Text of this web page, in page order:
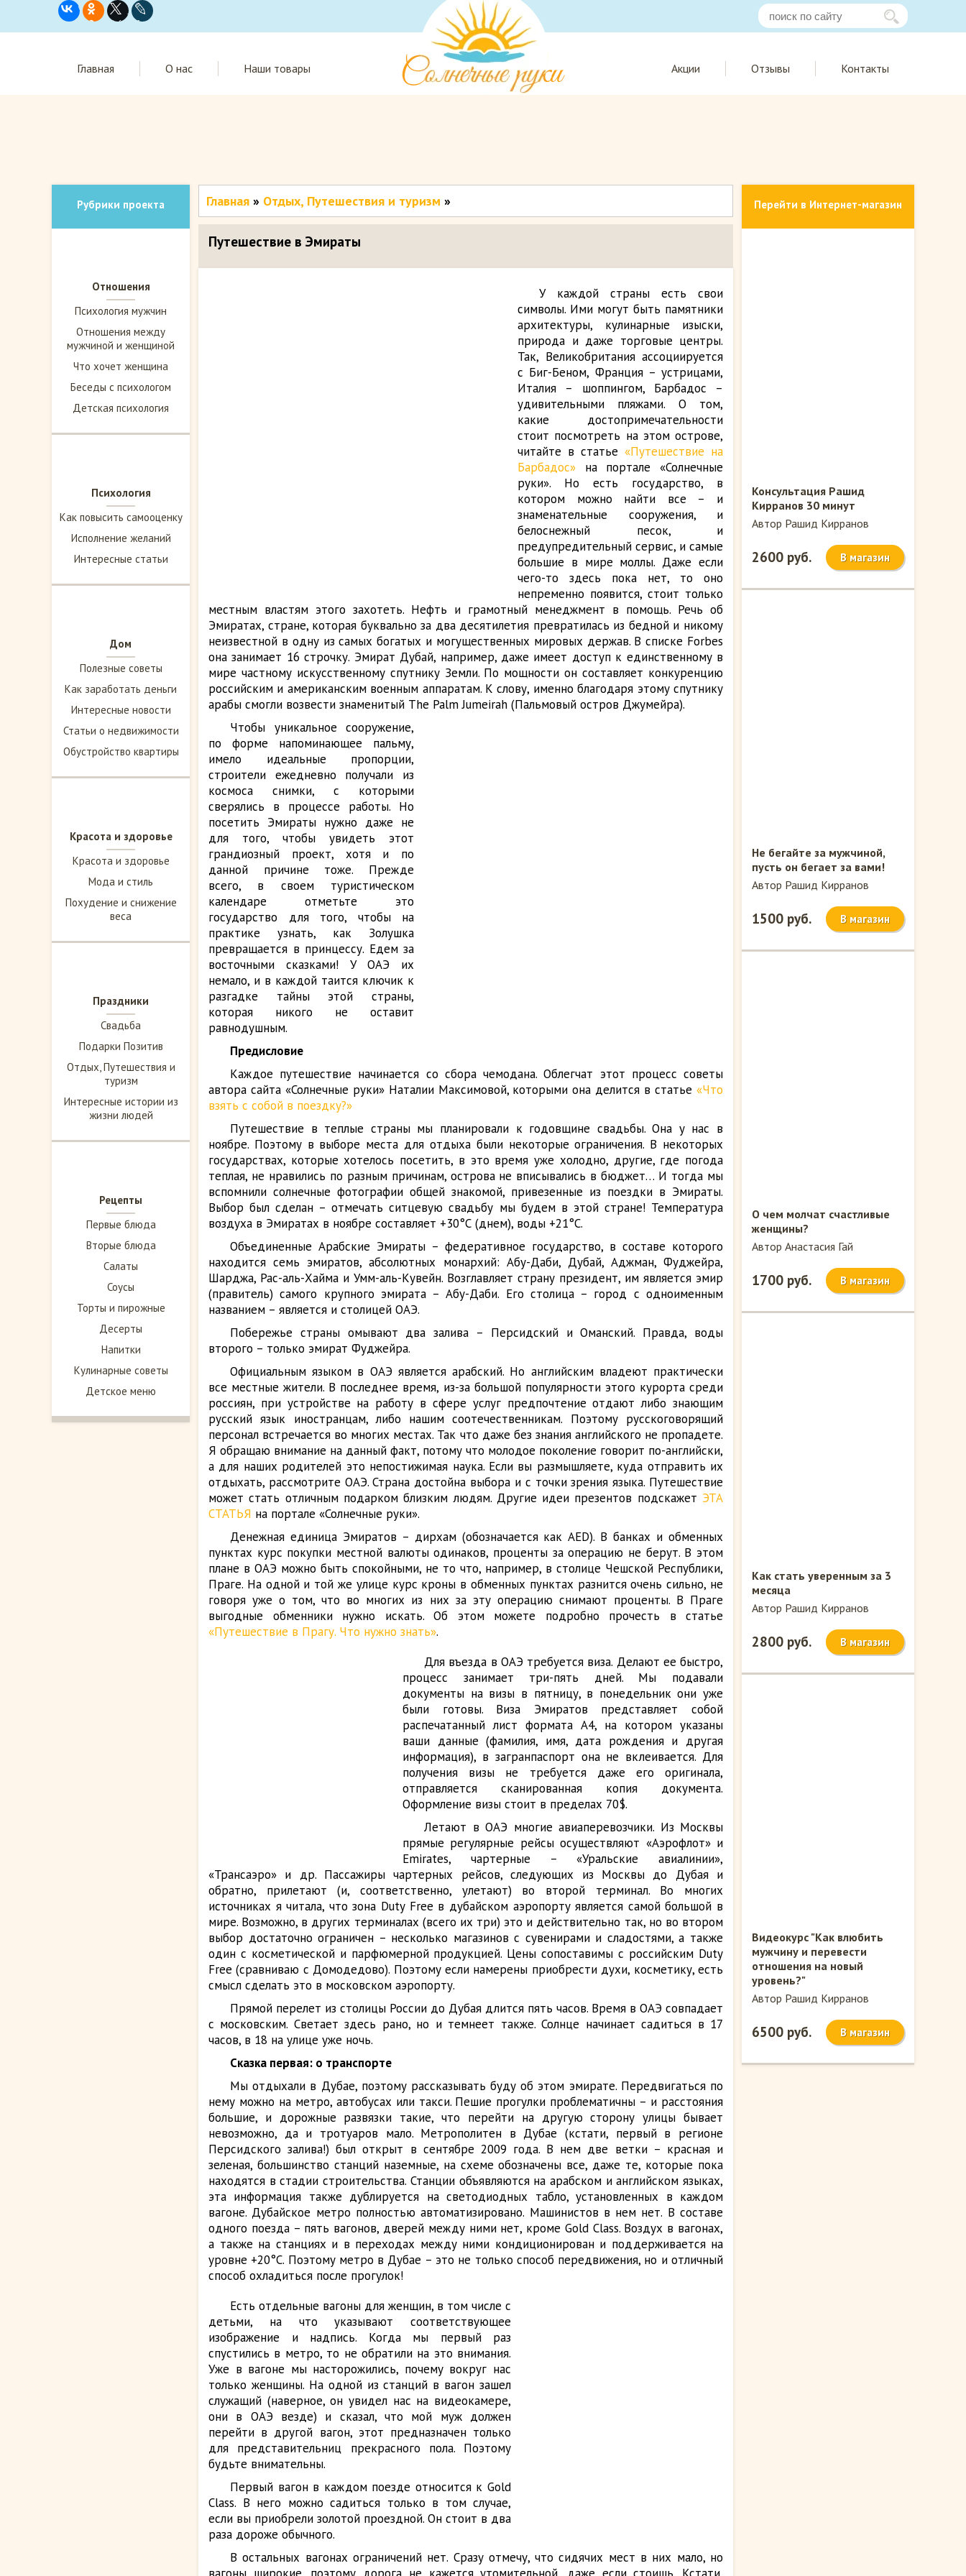
Главная О нас Наши товары Акции Отзывы Контакты
Рубрики проекта
Отношения
Психология мужчин
Отношения между
мужчиной и женщиной
Что хочет женщина
Беседы с психологом
Детская психология
Психология
Как повысить самооценку
Исполнение желаний
Интересные статьи
Дом
Полезные советы
Как заработать деньги
Интересные новости
Статьи о недвижимости
Обустройство квартиры
Красота и здоровье
Красота и здоровье
Мода и стиль
Похудение и снижение
веса
Праздники
Свадьба
Подарки Позитив
Отдых, Путешествия и
туризм
Интересные истории из
жизни людей
Рецепты
Первые блюда
Вторые блюда
Салаты
Соусы
Торты и пирожные
Десерты
Напитки
Кулинарные советы
Детское меню
Главная » Отдых, Путешествия и туризм »
Путешествие в Эмираты
У каждой страны есть свои
символы. Ими могут быть памятники
архитектуры, кулинарные изыски,
природа и даже торговые центры.
Так, Великобритания ассоциируется
с Биг-Беном, Франция – устрицами,
Италия – шоппингом, Барбадос –
удивительными пляжами. О том,
какие достопримечательности
стоит посмотреть на этом острове,
читайте в статье «Путешествие на
Барбадос» на портале «Солнечные
руки». Но есть государство, в
котором можно найти все – и
знаменательные сооружения, и
белоснежный песок, и
предупредительный сервис, и самые
большие в мире моллы. Даже если
чего-то здесь пока нет, то оно
непременно появится, стоит только
местным властям этого захотеть. Нефть и грамотный менеджмент в помощь. Речь об
Эмиратах, стране, которая буквально за два десятилетия превратилась из бедной и никому
неизвестной в одну из самых богатых и могущественных мировых держав. В списке Forbes
она занимает 16 строчку. Эмират Дубай, например, даже имеет доступ к единственному в
мире частному искусственному спутнику Земли. По мощности он составляет конкуренцию
российским и американским военным аппаратам. К слову, именно благодаря этому спутнику
арабы смогли возвести знаменитый The Palm Jumeirah (Пальмовый остров Джумейра).
Чтобы уникальное сооружение,
по форме напоминающее пальму,
имело идеальные пропорции,
строители ежедневно получали из
космоса снимки, с которыми
сверялись в процессе работы. Но
посетить Эмираты нужно даже не
для того, чтобы увидеть этот
грандиозный проект, хотя и по
данной причине тоже. Прежде
всего, в своем туристическом
календаре отметьте это
государство для того, чтобы на
практике узнать, как Золушка
превращается в принцессу. Едем за
восточными сказками! У ОАЭ их
немало, и в каждой таится ключик к
разгадке тайны этой страны,
которая никого не оставит
равнодушным.
Предисловие
Каждое путешествие начинается со сбора чемодана. Облегчат этот процесс советы
автора сайта «Солнечные руки» Наталии Максимовой, которыми она делится в статье «Что
взять с собой в поездку?»
Путешествие в теплые страны мы планировали к годовщине свадьбы. Она у нас в
ноябре. Поэтому в выборе места для отдыха были некоторые ограничения. В некоторых
государствах, которые хотелось посетить, в это время уже холодно, другие, где погода
теплая, не нравились по разным причинам, острова не вписывались в бюджет… И тогда мы
вспомнили солнечные фотографии общей знакомой, привезенные из поездки в Эмираты.
Выбор был сделан – отмечать ситцевую свадьбу мы будем в этой стране! Температура
воздуха в Эмиратах в ноябре составляет +30°С (днем), воды +21°С.
Объединенные Арабские Эмираты – федеративное государство, в составе которого
находится семь эмиратов, абсолютных монархий: Абу-Даби, Дубай, Аджман, Фуджейра,
Шарджа, Рас-аль-Хайма и Умм-аль-Кувейн. Возглавляет страну президент, им является эмир
(правитель) самого крупного эмирата – Абу-Даби. Его столица – город с одноименным
названием – является и столицей ОАЭ.
Побережье страны омывают два залива – Персидский и Оманский. Правда, воды
второго – только эмират Фуджейра.
Официальным языком в ОАЭ является арабский. Но английским владеют практически
все местные жители. В последнее время, из-за большой популярности этого курорта среди
россиян, при устройстве на работу в сфере услуг предпочтение отдают либо знающим
русский язык иностранцам, либо нашим соотечественникам. Поэтому русскоговорящий
персонал встречается во многих местах. Так что даже без знания английского не пропадете.
Я обращаю внимание на данный факт, потому что молодое поколение говорит по-английски,
а для наших родителей это непостижимая наука. Если вы размышляете, куда отправить их
отдыхать, рассмотрите ОАЭ. Страна достойна выбора и с точки зрения языка. Путешествие
может стать отличным подарком близким людям. Другие идеи презентов подскажет ЭТА
СТАТЬЯ на портале «Солнечные руки».
Денежная единица Эмиратов – дирхам (обозначается как AED). В банках и обменных
пунктах курс покупки местной валюты одинаков, проценты за операцию не берут. В этом
плане в ОАЭ можно быть спокойными, не то что, например, в столице Чешской Республики,
Праге. На одной и той же улице курс кроны в обменных пунктах разнится очень сильно, не
говоря уже о том, что во многих из них за эту операцию снимают проценты. В Праге
выгодные обменники нужно искать. Об этом можете подробно прочесть в статье
«Путешествие в Прагу. Что нужно знать».
Для въезда в ОАЭ требуется виза. Делают ее быстро,
процесс занимает три-пять дней. Мы подавали
документы на визы в пятницу, в понедельник они уже
были готовы. Виза Эмиратов представляет собой
распечатанный лист формата А4, на котором указаны
ваши данные (фамилия, имя, дата рождения и другая
информация), в загранпаспорт она не вклеивается. Для
получения визы не требуется даже его оригинала,
отправляется сканированная копия документа.
Оформление визы стоит в пределах 70$.
Летают в ОАЭ многие авиаперевозчики. Из Москвы
прямые регулярные рейсы осуществляют «Аэрофлот» и
Emirates, чартерные – «Уральские авиалинии»,
«Трансаэро» и др. Пассажиры чартерных рейсов, следующих из Москвы до Дубая и
обратно, прилетают (и, соответственно, улетают) во второй терминал. Во многих
источниках я читала, что зона Duty Free в дубайском аэропорту является самой большой в
мире. Возможно, в других терминалах (всего их три) это и действительно так, но во втором
выбор достаточно ограничен – несколько магазинов с сувенирами и сладостями, а также
один с косметической и парфюмерной продукцией. Цены сопоставимы с российским Duty
Free (сравниваю с Домодедово). Поэтому если намерены приобрести духи, косметику, есть
смысл сделать это в московском аэропорту.
Прямой перелет из столицы России до Дубая длится пять часов. Время в ОАЭ совпадает
с московским. Светает здесь рано, но и темнеет также. Солнце начинает садиться в 17
часов, в 18 на улице уже ночь.
Сказка первая: о транспорте
Мы отдыхали в Дубае, поэтому рассказывать буду об этом эмирате. Передвигаться по
нему можно на метро, автобусах или такси. Пешие прогулки проблематичны – и расстояния
большие, и дорожные развязки такие, что перейти на другую сторону улицы бывает
невозможно, да и тротуаров мало. Метрополитен в Дубае (кстати, первый в регионе
Персидского залива!) был открыт в сентябре 2009 года. В нем две ветки – красная и
зеленая, большинство станций наземные, на схеме обозначены все, даже те, которые пока
находятся в стадии строительства. Станции объявляются на арабском и английском языках,
эта информация также дублируется на светодиодных табло, установленных в каждом
вагоне. Дубайское метро полностью автоматизировано. Машинистов в нем нет. В составе
одного поезда – пять вагонов, дверей между ними нет, кроме Gold Class. Воздух в вагонах,
а также на станциях и в переходах между ними кондиционирован и поддерживается на
уровне +20°С. Поэтому метро в Дубае – это не только способ передвижения, но и отличный
способ охладиться после прогулок!
Есть отдельные вагоны для женщин, в том числе с
детьми, на что указывают соответствующее
изображение и надпись. Когда мы первый раз
спустились в метро, то не обратили на это внимания.
Уже в вагоне мы насторожились, почему вокруг нас
только женщины. На одной из станций в вагон зашел
служащий (наверное, он увидел нас на видеокамере,
они в ОАЭ везде) и сказал, что мой муж должен
перейти в другой вагон, этот предназначен только
для представительниц прекрасного пола. Поэтому
будьте внимательны.
Первый вагон в каждом поезде относится к Gold
Class. В него можно садиться только в том случае,
если вы приобрели золотой проездной. Он стоит в два
раза дороже обычного.
В остальных вагонах ограничений нет. Сразу отмечу, что сидячих мест в них мало, но
Перейти в Интернет-магазин
Консультация Рашид
Кирранов 30 минут
Автор Рашид Кирранов
2600 руб. В магазин
Не бегайте за мужчиной,
пусть он бегает за вами!
Автор Рашид Кирранов
1500 руб. В магазин
О чем молчат счастливые
женщины?
Автор Анастасия Гай
1700 руб. В магазин
Как стать уверенным за 3
месяца
Автор Рашид Кирранов
2800 руб. В магазин
Видеокурс "Как влюбить
мужчину и перевести
отношения на новый
уровень?"
Автор Рашид Кирранов
6500 руб. В магазин